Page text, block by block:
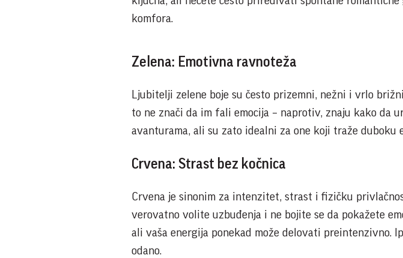
komfora.
Zelena: Emotivna ravnoteža
Ljubitelji zelene boje su često prizemni, nežni i vrlo
to ne znači da im fali emocija – naprotiv, znaju kako da
avanturama, ali su zato idealni za one koji traže duboku
Crvena: Strast bez kočnica
Crvena je sinonim za intenzitet, strast i fizičku
verovatno volite uzbuđenja i ne bojite se da pokažete
ali vaša energija ponekad može delovati preintenzivno.
odano.